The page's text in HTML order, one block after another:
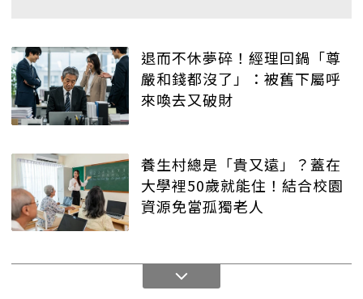
退而不休夢碎！經理回鍋「尊
嚴和錢都沒了」：被舊下屬呼
來喚去又破財
養生村總是「貴又遠」？蓋在
大學裡50歲就能住！結合校園
資源免當孤獨老人